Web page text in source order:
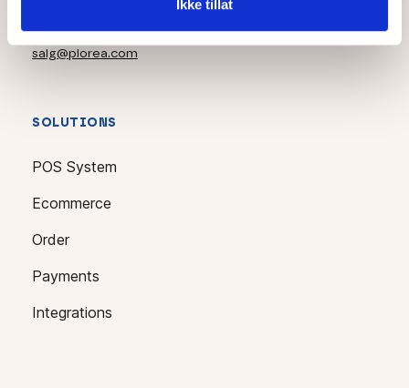
Ikke tillat
support@plorea.com
salg@plorea.com
SOLUTIONS
POS System
Ecommerce
Order
Payments
Integrations